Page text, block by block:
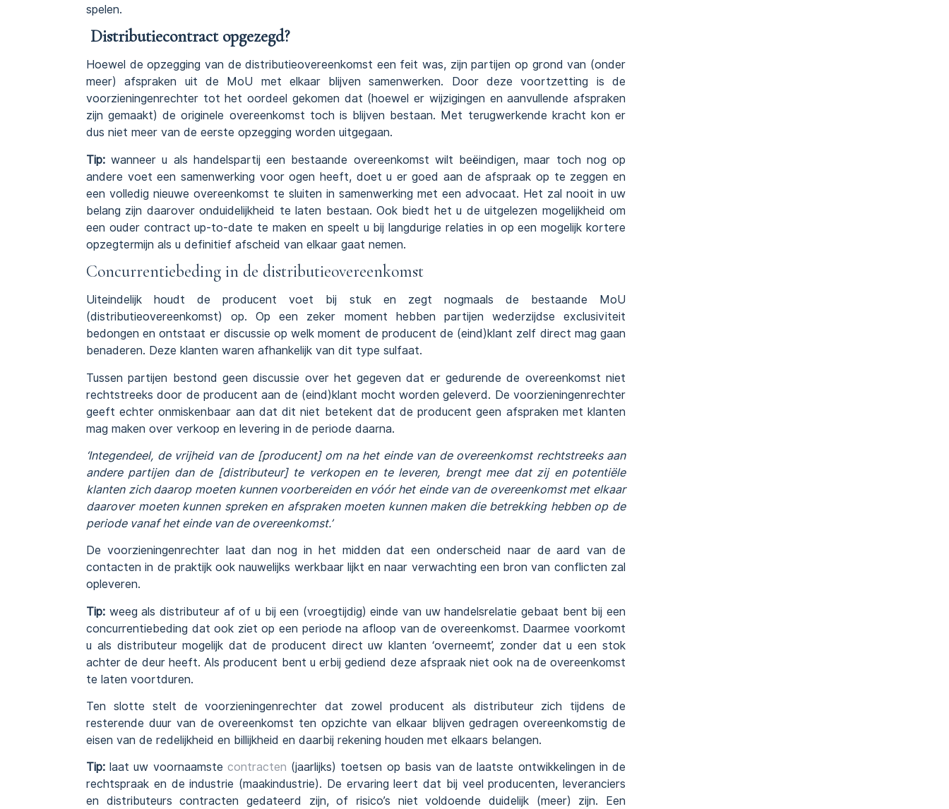
spelen.
Distributiecontract opgezegd?
Hoewel de opzegging van de distributieovereenkomst een feit was, zijn partijen op grond van (onder
meer) afspraken uit de MoU met elkaar blijven samenwerken. Door deze voortzetting is de
voorzieningenrechter tot het oordeel gekomen dat (hoewel er wijzigingen en aanvullende afspraken
zijn gemaakt) de originele overeenkomst toch is blijven bestaan. Met terugwerkende kracht kon er
dus niet meer van de eerste opzegging worden uitgegaan.
Tip:wanneer u als handelspartij een bestaande overeenkomst wilt beëindigen, maar toch nog op
andere voet een samenwerking voor ogen heeft, doet u er goed aan de afspraak op te zeggen en
een volledig nieuwe overeenkomst te sluiten in samenwerking met een advocaat. Het zal nooit in uw
belang zijn daarover onduidelijkheid te laten bestaan. Ook biedt het u de uitgelezen mogelijkheid om
een ouder contract up-to-date te maken en speelt u bij langdurige relaties in op een mogelijk kortere
opzegtermijn als u definitief afscheid van elkaar gaat nemen.
Concurrentiebeding in de distributieovereenkomst
Uiteindelijk houdt de producent voet bij stuk en zegt nogmaals de bestaande MoU
(distributieovereenkomst) op. Op een zeker moment hebben partijen wederzijdse exclusiviteit
bedongen en ontstaat er discussie op welk moment de producent de (eind)klant zelf direct mag gaan
benaderen. Deze klanten waren afhankelijk van dit type sulfaat.
Tussen partijen bestond geen discussie over het gegeven dat er gedurende de overeenkomst niet
rechtstreeks door de producent aan de (eind)klant mocht worden geleverd. De voorzieningenrechter
geeft echter onmiskenbaar aan dat dit niet betekent dat de producent geen afspraken met klanten
mag maken over verkoop en levering in de periode daarna.
‘Integendeel, de vrijheid van de [producent] om na het einde van de overeenkomst rechtstreeks aan
andere partijen dan de [distributeur] te verkopen en te leveren, brengt mee dat zij en potentiële
klanten zich daarop moeten kunnen voorbereiden en vóór het einde van de overeenkomst met elkaar
daarover moeten kunnen spreken en afspraken moeten kunnen maken die betrekking hebben op de
periode vanaf het einde van de overeenkomst.’
De voorzieningenrechter laat dan nog in het midden dat een onderscheid naar de aard van de
contacten in de praktijk ook nauwelijks werkbaar lijkt en naar verwachting een bron van conflicten zal
opleveren.
Tip: weeg als distributeur af of u bij een (vroegtijdig) einde van uw handelsrelatie gebaat bent bij een
concurrentiebeding dat ook ziet op een periode na afloop van de overeenkomst. Daarmee voorkomt
u als distributeur mogelijk dat de producent direct uw klanten ‘overneemt’, zonder dat u een stok
achter de deur heeft. Als producent bent u erbij gediend deze afspraak niet ook na de overeenkomst
te laten voortduren.
Ten slotte stelt de voorzieningenrechter dat zowel producent als distributeur zich tijdens de
resterende duur van de overeenkomst ten opzichte van elkaar blijven gedragen overeenkomstig de
eisen van de redelijkheid en billijkheid en daarbij rekening houden met elkaars belangen.
Tip: laat uw voornaamste contracten (jaarlijks) toetsen op basis van de laatste ontwikkelingen in de
rechtspraak en de industrie (maakindustrie). De ervaring leert dat bij veel producenten, leveranciers
en distributeurs contracten gedateerd zijn, of risico’s niet voldoende duidelijk (meer) zijn. Een